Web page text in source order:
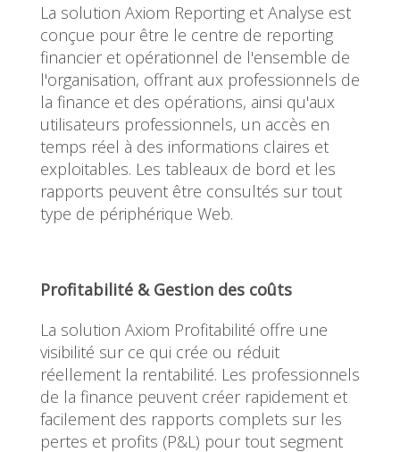
La solution Axiom Reporting et Analyse est
conçue pour être le centre de reporting
financier et opérationnel de l'ensemble de
l'organisation, offrant aux professionnels de
la finance et des opérations, ainsi qu'aux
utilisateurs professionnels, un accès en
temps réel à des informations claires et
exploitables. Les tableaux de bord et les
rapports peuvent être consultés sur tout
type de périphérique Web.
Profitabilité & Gestion des coûts
La solution Axiom Profitabilité offre une
visibilité sur ce qui crée ou réduit
réellement la rentabilité. Les professionnels
de la finance peuvent créer rapidement et
facilement des rapports complets sur les
pertes et profits (P&L) pour tout segment